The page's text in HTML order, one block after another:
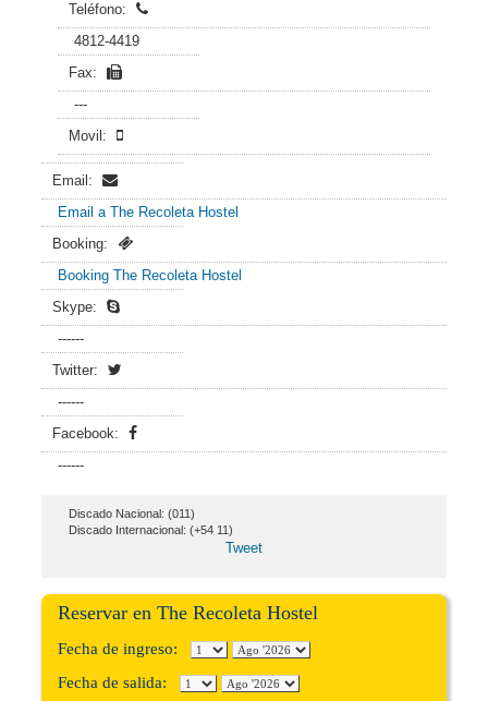
Teléfono:
4812-4419
Fax:
---
Movil:
Email:
Email a The Recoleta Hostel
Booking:
Booking The Recoleta Hostel
Skype:
------
Twitter:
------
Facebook:
------
Discado Nacional: (011)
Discado Internacional: (+54 11)
Tweet
Reservar en The Recoleta Hostel
Fecha de ingreso:
Fecha de salida: